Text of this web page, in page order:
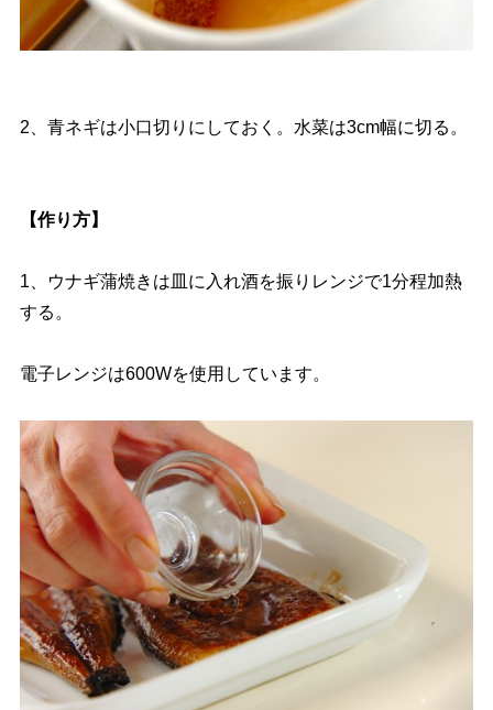
2、青ネギは小口切りにしておく。水菜は3cm幅に切る。
【作り方】
1、ウナギ蒲焼きは皿に入れ酒を振りレンジで1分程加熱
する。
電子レンジは600Wを使用しています。